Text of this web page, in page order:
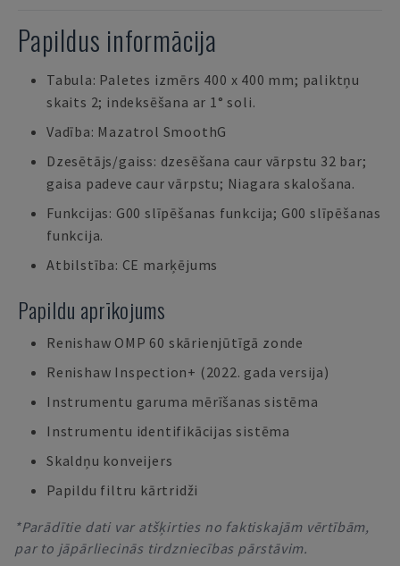
Papildus informācija
Tabula: Paletes izmērs 400 x 400 mm; paliktņu
skaits 2; indeksēšana ar 1° soli.
Vadība: Mazatrol SmoothG
Dzesētājs/gaiss: dzesēšana caur vārpstu 32 bar;
gaisa padeve caur vārpstu; Niagara skalošana.
Funkcijas: G00 slīpēšanas funkcija; G00 slīpēšanas
funkcija.
Atbilstība: CE marķējums
Papildu aprīkojums
Renishaw OMP 60 skārienjūtīgā zonde
Renishaw Inspection+ (2022. gada versija)
Instrumentu garuma mērīšanas sistēma
Instrumentu identifikācijas sistēma
Skaldņu konveijers
Papildu filtru kārtridži
*Parādītie dati var atšķirties no faktiskajām vērtībām,
par to jāpārliecinās tirdzniecības pārstāvim.